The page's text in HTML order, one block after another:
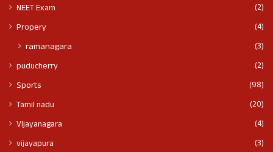
NEET Exam
(2)
Propery
(4)
ramanagara (3)
puducherry
(2)
Sports
(98)
Tamil nadu
(20)
VIjayanagara
(4)
vijayapura
(3)